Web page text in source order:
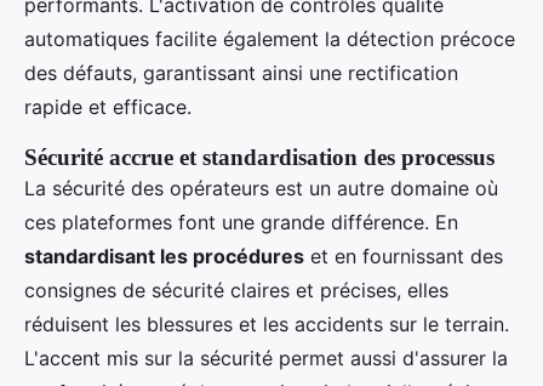
automatiques facilite également la détection précoce
des défauts, garantissant ainsi une rectification
rapide et efficace.
Sécurité accrue et standardisation des processus
La sécurité des opérateurs est un autre domaine où
ces plateformes font une grande différence. En
standardisant les procédures et en fournissant des
consignes de sécurité claires et précises, elles
réduisent les blessures et les accidents sur le terrain.
L'accent mis sur la sécurité permet aussi d'assurer la